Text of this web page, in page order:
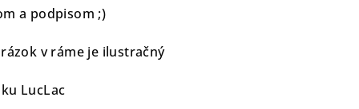
a podpisom ;)
v ráme je ilustračný
LucLac